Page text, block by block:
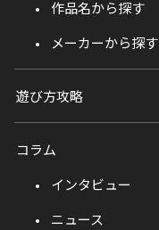
作品名から探す
メーカーから探す
遊び方攻略
コラム
インタビュー
ニュース